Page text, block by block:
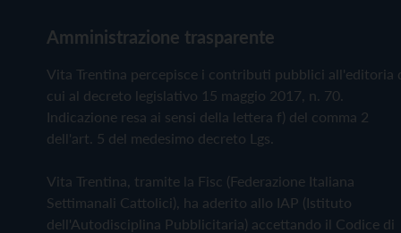
Amministrazione trasparente
Vita Trentina percepisce i contributi pubblici all'editoria
cui al decreto legislativo 15 maggio 2017, n. 70.
Indicazione resa ai sensi della lettera f) del comma 2
dell'art. 5 del medesimo decreto Lgs.
Vita Trentina, tramite la Fisc (Federazione Italiana
Settimanali Cattolici), ha aderito allo IAP (Istituto
dell'Autodisciplina Pubblicitaria) accettando il Codice di